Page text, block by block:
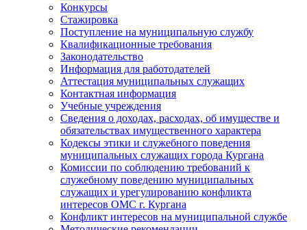
Конкурсы
Стажировка
Поступление на муниципальную службу
Квалификационные требования
Законодательство
Информация для работодателей
Аттестация муниципальных служащих
Контактная информация
Учебные учреждения
Сведения о доходах, расходах, об имуществе и
обязательствах имущественного характера
Кодексы этики и служебного поведения
муниципальных служащих города Кургана
Комиссии по соблюдению требований к
служебному поведению муниципальных
служащих и урегулированию конфликта
интересов ОМС г. Кургана
Конфликт интересов на муниципальной службе